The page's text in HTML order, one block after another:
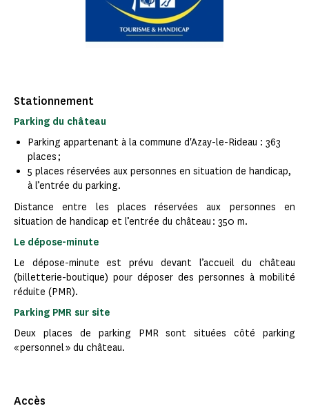
Stationnement
Parking du château
Parking appartenant à la commune d'Azay-le-Rideau : 363
places ;
5 places réservées aux personnes en situation de handicap,
à l’entrée du parking.
Distance entre les places réservées aux personnes en
situation de handicap et l’entrée du château : 350 m.
Le dépose-minute
Le dépose-minute est prévu devant l’accueil du château
(billetterie-boutique) pour déposer des personnes à mobilité
réduite (PMR).
Parking PMR sur site
Deux places de parking PMR sont situées côté parking
« personnel » du château.
Accès